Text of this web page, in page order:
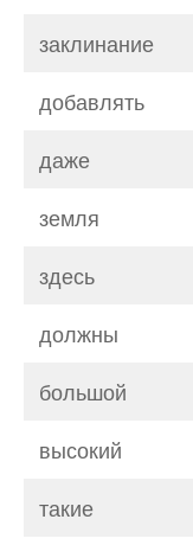
заклинание
добавлять
даже
земля
здесь
должны
большой
высокий
такие